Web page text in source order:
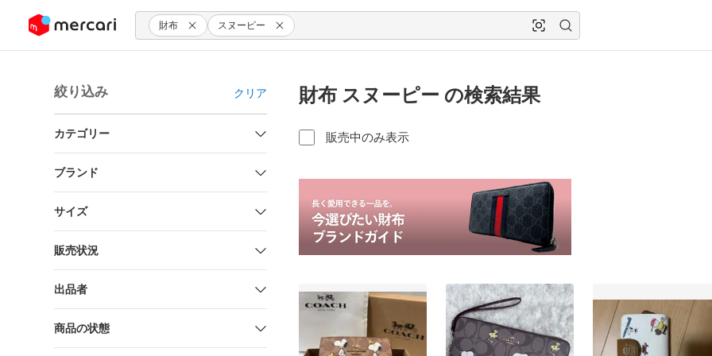
ツにスキップ 財布 スヌーピー
絞り込み クリア
カテゴリー
ブランド
サイズ
販売状況
出品者
商品の状態
財布 スヌーピー の検索結果
販売中のみ表示